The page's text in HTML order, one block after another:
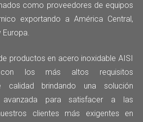
como proveedores de equipos
exportando a América Central,
productos en acero inoxidable AISI
los más altos requisitos
calidad brindando una solución
avanzada para satisfacer a las
clientes más exigentes en